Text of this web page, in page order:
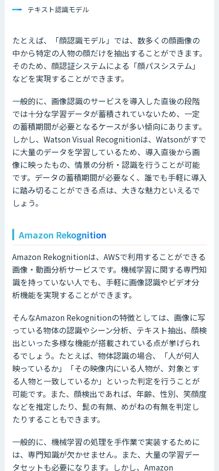
テキスト認識モデル
たとえば、「顔認識モデル」では、数多くの顔画像の
中から特定の人物の顔だけを抽出することができます。
そのため、顔認証システムによる「顔パスシステム」
などを実現することができます。
一般的に、画像認識のサービスを導入した直後の段階
では十分な学習データが蓄積されていないため、一定
の蓄積期間が必要となるケースが多い傾向にあります。
しかし、Watson Visual Recognitionは、Watsonがすで
に大量のデータを学習しているため、導入直後から画
像に映ったもの、情景の分析・認識を行うことが可能
です。データの蓄積期間が必要なく、誰でも手軽に導入
に踏み切ることができる点は、大きな魅力といえるで
しょう。
Amazon Rekognition
Amazon Rekognitionは、AWSで利用することができる
画像・動画分析サービスです。機械学習に関する専門知
識を持っていない人でも、手軽に画像認識やビデオ分
析機能を実現することができます。
そんなAmazon Rekognitionの特徴としては、画像に写
っている物体の認識やシーン分析、テキスト抽出、顔検
出といった多様な機能が搭載されている点が挙げられ
るでしょう。たとえば、物体認識の場合、「人が何人
映っているか」「その映像内にいる人物が、対象とす
る人物と一致しているか」といった判定を行うことが
可能です。また、顔検出であれば、年齢、性別、笑顔度
などを推定したり、髭の有無、めがねの有無を判定し
たりすることもできます。
一般的に、機械学習の処理を手作業で実装するために
は、専門知識が欠かせません。また、大量の学習デー
タセットも必要になります。しかし、Amazon